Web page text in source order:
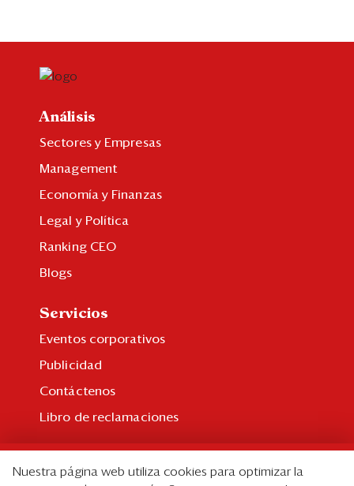
Análisis
Sectores y Empresas
Management
Economía y Finanzas
Legal y Política
Ranking CEO
Blogs
Servicios
Eventos corporativos
Publicidad
Contáctenos
Libro de reclamaciones
Nuestra página web utiliza cookies para optimizar la